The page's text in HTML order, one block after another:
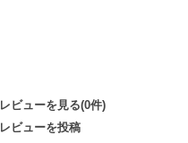
レビューを見る(0件)
レビューを投稿